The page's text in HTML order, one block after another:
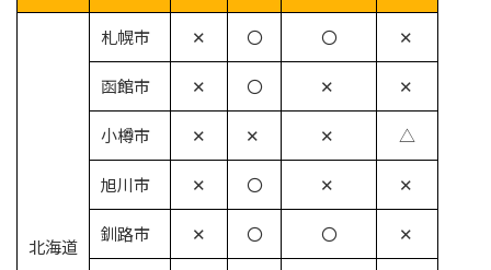
北海道
札幌市 ✕ 〇 〇 ✕
函館市 ✕ 〇 ✕ ✕
小樽市 ✕ ✕ ✕ △
旭川市 ✕ 〇 ✕ ✕
釧路市 ✕ 〇 〇 ✕